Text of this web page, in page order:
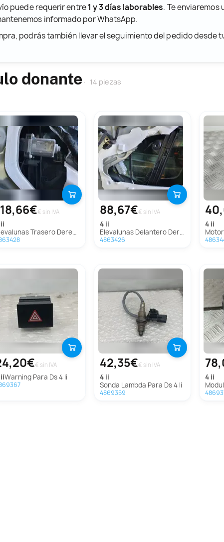
puede requerir entre1 y 3 días laborables. Te
informado por WhatsApp.
podrás también llevar el seguimiento del pedido desde
donante 14 piezas
€ sin IVA
Elevalunas Trasero Derecho Para Ds 4 Ii
88,67€€ sin IVA
4 ii
Elevalunas Delantero Derecho Para Ds 4 Ii
4863426
4 ii
€ sin IVA
Warning Para Ds 4 Ii
42,35€€ sin IVA
4 ii
Sonda Lambda Para Ds 4 Ii
4869359
4 ii